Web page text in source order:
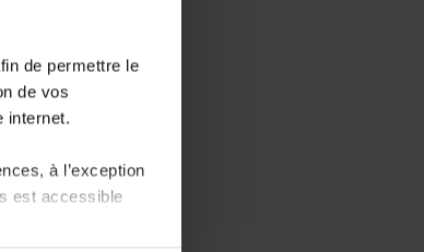
de permettre le
de vos
internet.
à l’exception
est accessible